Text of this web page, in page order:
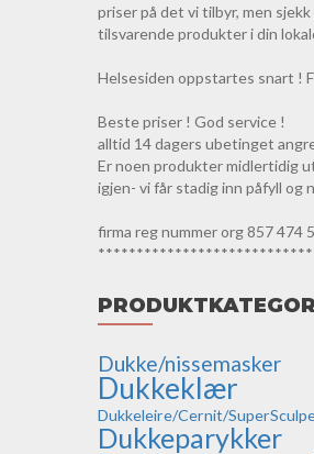
priser på det vi tilbyr, men
tilsvarende produkter i din
Helsesiden oppstartes snart !
Beste priser ! God service !
alltid 14 dagers ubetinget
Er noen produkter midlertidig
igjen- vi får stadig inn påfyll og
firma reg nummer org 857 474
Dukke/nissemasker
Dukkeklær
Dukkeleire/Cernit/
Dukkeparykker